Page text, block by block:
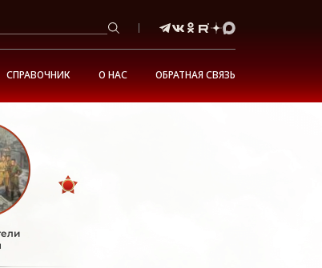
СПРАВОЧНИК О НАС ОБРАТНАЯ СВЯЗЬ